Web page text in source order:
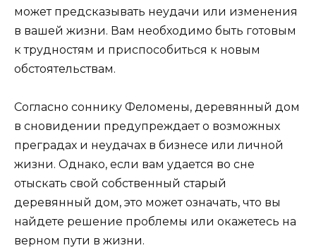
может предсказывать неудачи или изменения
в вашей жизни. Вам необходимо быть готовым
к трудностям и приспособиться к новым
обстоятельствам.
Согласно соннику Феломены, деревянный дом
в сновидении предупреждает о возможных
преградах и неудачах в бизнесе или личной
жизни. Однако, если вам удается во сне
отыскать свой собственный старый
деревянный дом, это может означать, что вы
найдете решение проблемы или окажетесь на
верном пути в жизни.